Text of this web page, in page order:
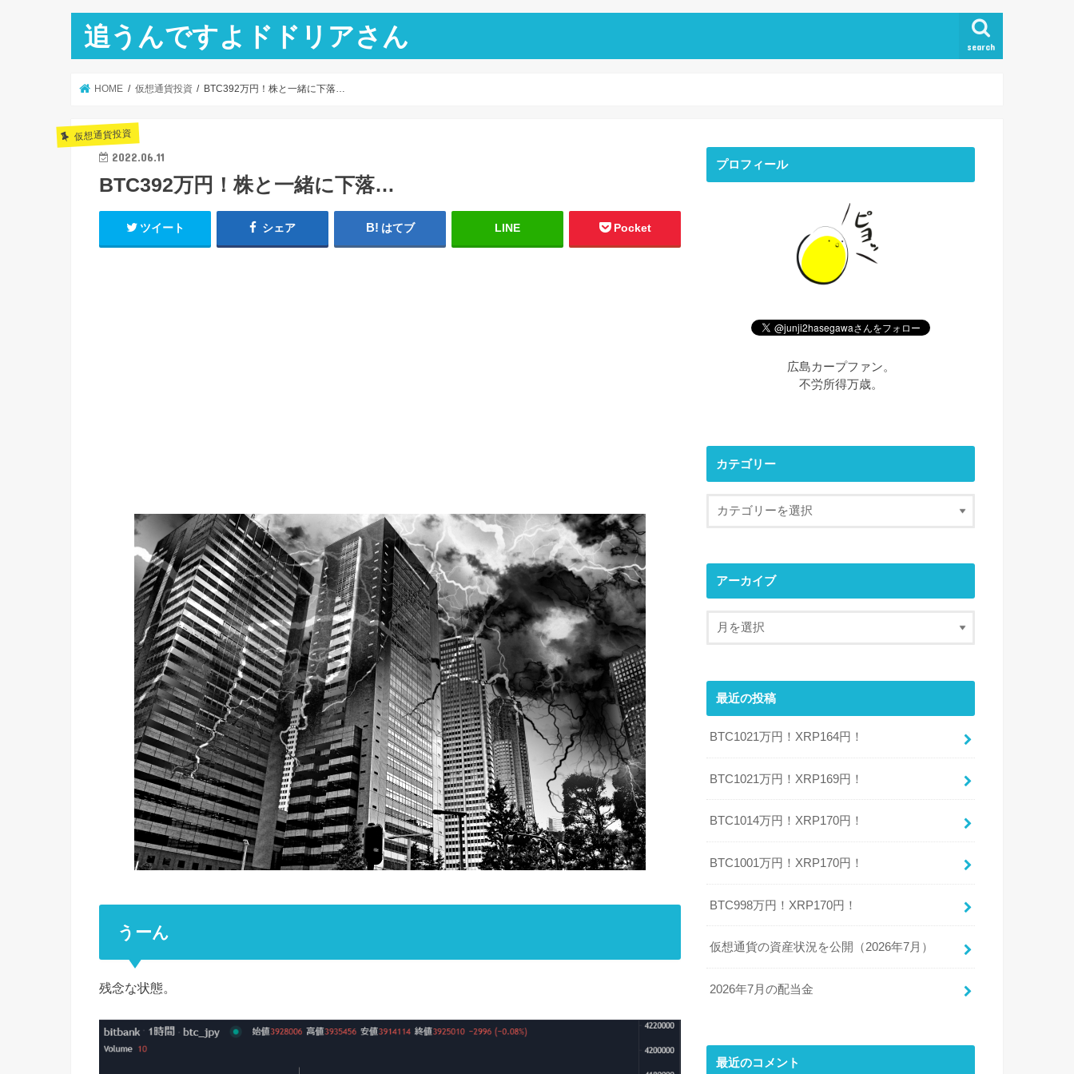
追うんですよドドリアさん search
HOME 仮想通貨投資 BTC392万円！株と一緒に下落…
仮想通貨投資
2022.06.11
BTC392万円！株と一緒に下落…
ツイート シェア はてブ LINE Pocket
うーん
残念な状態。
プロフィール
広島カープファン。
不労所得万歳。
カテゴリー
アーカイブ
最近の投稿
BTC1021万円！XRP164円！
BTC1021万円！XRP169円！
BTC1014万円！XRP170円！
BTC1001万円！XRP170円！
BTC998万円！XRP170円！
仮想通貨の資産状況を公開（2026年7月）
2026年7月の配当金
最近のコメント